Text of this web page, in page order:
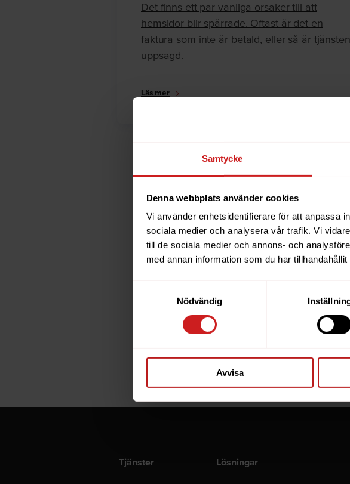
Samtycke
Denna webbplats använder cookies
Vi använder enhetsidentifierare för att anpassa
sociala medier och analysera vår trafik. Vi
till de sociala medier och annons- och
med annan information som du har
Nödvändig
Avvisa
Det finns ett par vanliga orsaker till att
hemsidor blir spärrade. Oftast är det en
faktura som inte är betald, eller så är tjänsten
uppsagd.
Läs mer
The website
has been
the website for further
If you are the owner of this
Tjänster Lösningar